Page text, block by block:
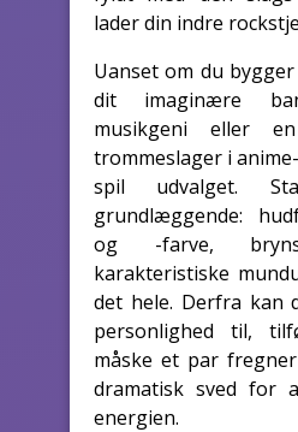
lader din indre
Uanset om du
dit imaginære
musikgeni eller
trommeslager i
spil udvalget.
grundlæggende:
og -farve,
karakteristiske
det hele. Derfra kan
personlighed til,
måske et par
dramatisk sved for
energien.